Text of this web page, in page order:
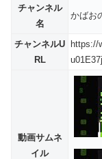
チャンネル
名
かばお
チャンネルU
RL
https://
動画サムネ
イル